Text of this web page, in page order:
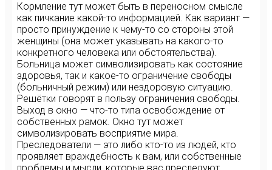
Кормление тут может быть в переносном смысле
как пичкание какой-то информацией. Как вариант —
просто принуждение к чему-то со стороны этой
женщины (она может указывать на какого-то
конкретного человека или обстоятельства).
Больница может символизировать как состояние
здоровья, так и какое-то ограничение свободы
(больничный режим) или нездоровую ситуацию.
Решётки говорят в пользу ограничения свободы.
Выход в окно — что-то типа освобождение от
собственных рамок. Окно тут может
символизировать восприятие мира.
Преследователи — это либо кто-то из людей, кто
проявляет враждебность к вам, или собственные